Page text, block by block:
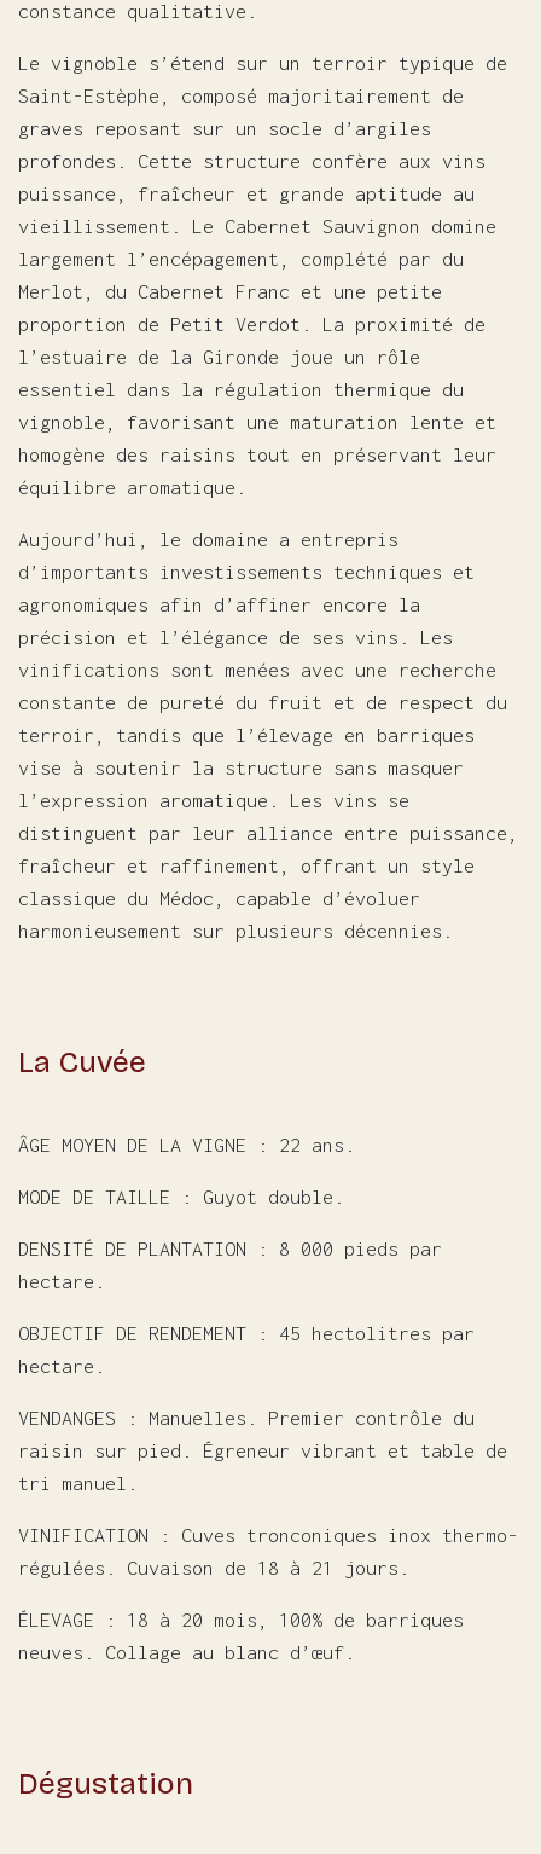
constance qualitative.
Le vignoble s’étend sur un terroir typique de
Saint-Estèphe, composé majoritairement de
graves reposant sur un socle d’argiles
profondes. Cette structure confère aux vins
puissance, fraîcheur et grande aptitude au
vieillissement. Le Cabernet Sauvignon domine
largement l’encépagement, complété par du
Merlot, du Cabernet Franc et une petite
proportion de Petit Verdot. La proximité de
l’estuaire de la Gironde joue un rôle
essentiel dans la régulation thermique du
vignoble, favorisant une maturation lente et
homogène des raisins tout en préservant leur
équilibre aromatique.
Aujourd’hui, le domaine a entrepris
d’importants investissements techniques et
agronomiques afin d’affiner encore la
précision et l’élégance de ses vins. Les
vinifications sont menées avec une recherche
constante de pureté du fruit et de respect du
terroir, tandis que l’élevage en barriques
vise à soutenir la structure sans masquer
l’expression aromatique. Les vins se
distinguent par leur alliance entre puissance,
fraîcheur et raffinement, offrant un style
classique du Médoc, capable d’évoluer
harmonieusement sur plusieurs décennies.
La Cuvée
ÂGE MOYEN DE LA VIGNE : 22 ans.
MODE DE TAILLE : Guyot double.
DENSITÉ DE PLANTATION : 8 000 pieds par
hectare.
OBJECTIF DE RENDEMENT : 45 hectolitres par
hectare.
VENDANGES : Manuelles. Premier contrôle du
raisin sur pied. Égreneur vibrant et table de
tri manuel.
VINIFICATION : Cuves tronconiques inox thermo-
régulées. Cuvaison de 18 à 21 jours.
ÉLEVAGE : 18 à 20 mois, 100% de barriques
neuves. Collage au blanc d’œuf.
Dégustation